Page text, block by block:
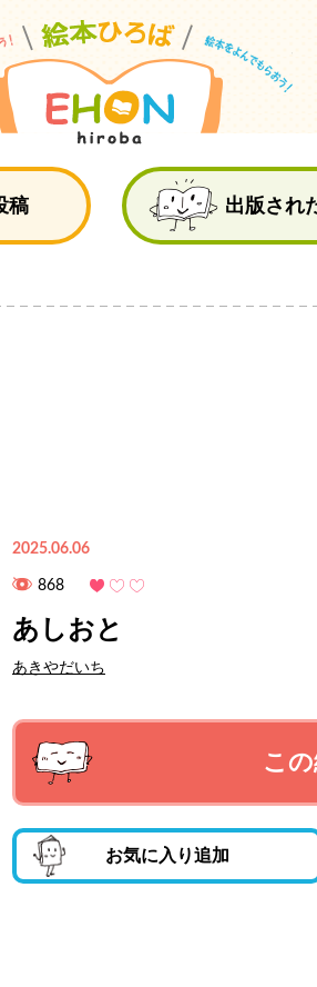
稿 出版され
2025.06.06
868
あしおと
あきやだいち
こ
お気に入り追加